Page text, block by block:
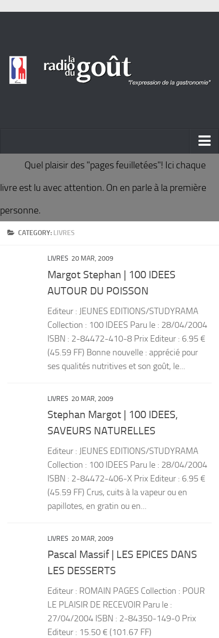
ACTUALITÉ
PRODUITS
Quel plaisir des "pages feuilletées"! Ici chaque
livre est lu avec attention. On en parle à la première
personne.
CATEGORY: LIVRES
LIVRES 20 MAR, 2009
Margot Stephan | 100 IDEES
AUTOUR DU POISSON
Editeur : JEUNES EDITIONS/STUDYRAMA
Collection : 100 IDEES Paru le : 28/04/2004
ISBN : 2-84472-410-8 Prix Editeur : 6.95 €
(45.59 FF) Bonne nouvelle : apprécié pour
ses qualités nutritives et son goût, le...
LIVRES 20 MAR, 2009
Stephan Margot | 100 IDEES,
SAVEURS NATURELLES
Editeur : JEUNES EDITIONS/STUDYRAMA
Collection : 100 IDEES Paru le : 28/04/2004
ISBN : 2-84472-406-X Prix Editeur : 6.95 €
(45.59 FF) Crus, cuits à la vapeur ou en
papillotes, en gratin ou en...
LIVRES 20 MAR, 2009
Pascal Massif | LES EPICES DANS
LES DESSERTS
Editeur : ROMAIN PAGES Collection : POUR
LE PLAISIR DE RECEVOIR Paru le :
27/04/2004 ISBN : 2-84350-149-0 Prix
Editeur : 15.50 € (101.67 FF)